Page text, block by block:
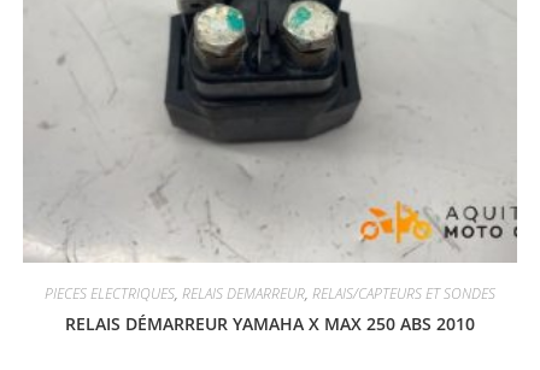
PIECES ELECTRIQUES, RELAIS DEMARREUR, RELAIS/CAPTEURS ET SONDES
RELAIS DÉMARREUR YAMAHA X MAX 250 ABS 2010